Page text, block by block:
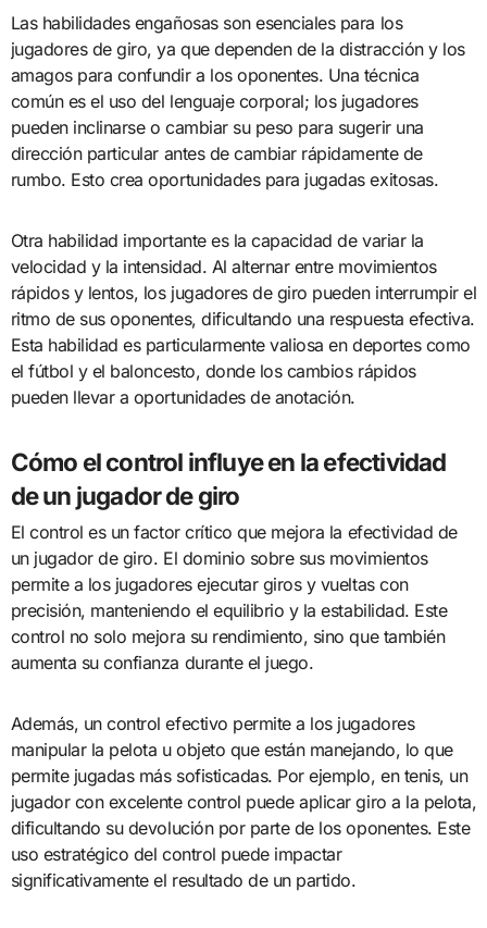
Las habilidades engañosas son esenciales para los
jugadores de giro, ya que dependen de la distracción y los
amagos para confundir a los oponentes. Una técnica
común es el uso del lenguaje corporal; los jugadores
pueden inclinarse o cambiar su peso para sugerir una
dirección particular antes de cambiar rápidamente de
rumbo. Esto crea oportunidades para jugadas exitosas.
Otra habilidad importante es la capacidad de variar la
velocidad y la intensidad. Al alternar entre movimientos
rápidos y lentos, los jugadores de giro pueden interrumpir el
ritmo de sus oponentes, dificultando una respuesta efectiva.
Esta habilidad es particularmente valiosa en deportes como
el fútbol y el baloncesto, donde los cambios rápidos
pueden llevar a oportunidades de anotación.
Cómo el control influye en la efectividad
de un jugador de giro
El control es un factor crítico que mejora la efectividad de
un jugador de giro. El dominio sobre sus movimientos
permite a los jugadores ejecutar giros y vueltas con
precisión, manteniendo el equilibrio y la estabilidad. Este
control no solo mejora su rendimiento, sino que también
aumenta su confianza durante el juego.
Además, un control efectivo permite a los jugadores
manipular la pelota u objeto que están manejando, lo que
permite jugadas más sofisticadas. Por ejemplo, en tenis, un
jugador con excelente control puede aplicar giro a la pelota,
dificultando su devolución por parte de los oponentes. Este
uso estratégico del control puede impactar
significativamente el resultado de un partido.